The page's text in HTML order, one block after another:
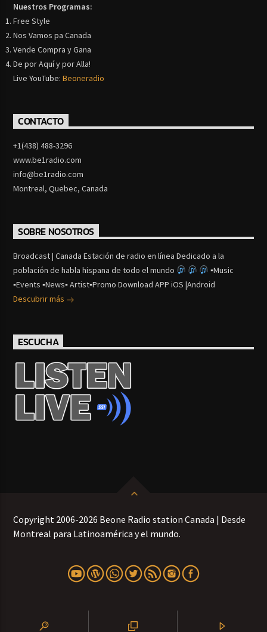
Nuestros Programas:
Free Style
Nos Vamos pa Canada
Vende Compra y Gana
De por Aquí y por Alla!
Live YouTube:Beoneradio
CONTACTO
+1(438) 488-3296
www.be1radio.com
info@be1radio.com
Montreal, Quebec, Canada
SOBRE NOSOTROS
Broadcast | Canada Estación de radio en línea Dedicado a la
población de habla hispana de todo el mundo
▪Music
▪Events ▪News▪ Artist▪Promo Download APP iOS |Android
Descubrir más
ESCUCHA
Copyright 2006-2026 Beone Radio station Canada | Desde
Montreal para Latinoamérica y el mundo.